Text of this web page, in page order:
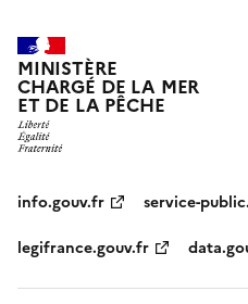
MINISTÈRE
CHARGÉ DE LA MER
ET DE LA PÊCHE
info.gouv.fr
service-
legifrance.gouv.fr